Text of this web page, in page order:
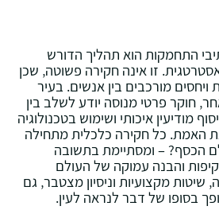
התחמקות הוא תהליך הדורש
אסטרטגית. זו אינה חקירה פשוטה‚ שכן
מורכבים בין אנשים. בעיר
חוקר פרטי מנוסה יודע לשלב בין
מודיעין איכותי ושימוש בטכנולוגיה
האמת. כל חקירה כלכלית מתחילה
הכסף? – ומסתיימת בתשובה
והבנה עמוקה של העולם
מקצועיות וניסיון מצטבר‚ גם
בסופו של דבר לנראה לעין.